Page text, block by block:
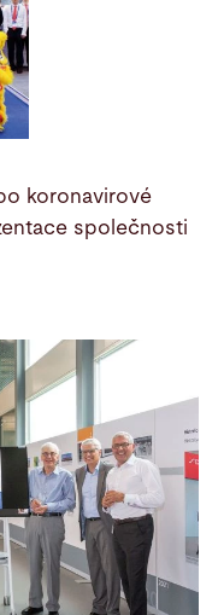
koronavirové
společnosti